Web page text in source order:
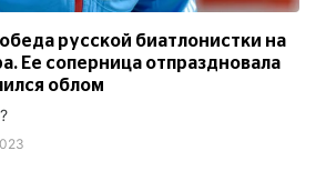
русской биатлонистки на
Ее соперница отпраздновала
облом